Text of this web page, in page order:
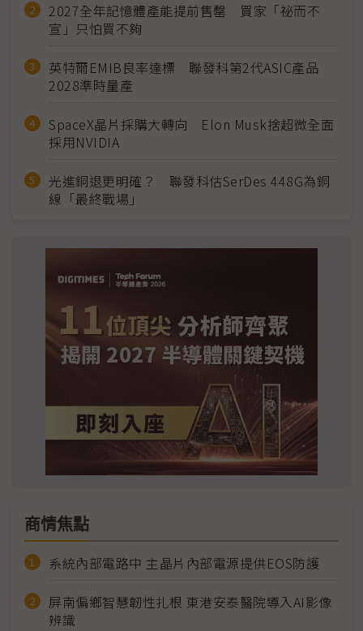
2027全年記憶體產能提前售罄 買家「祕而不
宣」只怕買不夠
英特爾EMIB良率達標 聯發科第2代ASIC產品
2028準時量產
SpaceX晶片採購大轉向 Elon Musk捨超微全面
採用NVIDIA
光進銅退更明確？ 聯發科估SerDes 448G為銅
線「最終戰場」
商情焦點
系統內部電路中 主晶片內部電源提供EOS防護
屏南偏鄉智慧韌性扎根 東港安泰醫院導入AI影像
辨識